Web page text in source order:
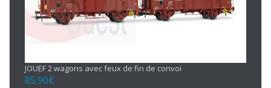
JOUEF 2 wagons avec feux de fin de convoi
85.90€